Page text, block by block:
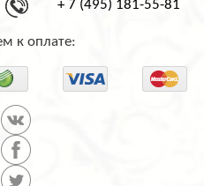
+ 7 (495) 181-55-81
к оплате: